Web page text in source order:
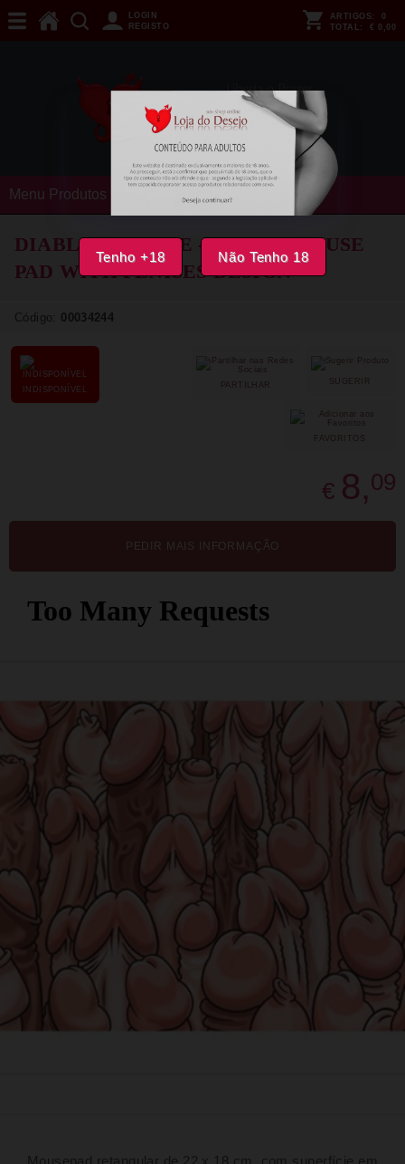
Tenho +18 Não Tenho 18
LOGIN
REGISTO
ARTIGOS:
0
TOTAL: € 0,00
Menu Produtos
DIABLO PICANTE - COLOR MOUSE
PAD WITH PENISES DESIGN
Código: 00034244
INDISPONÍVEL
SUGERIR
FAVORITOS
€ 8,09
PEDIR MAIS INFORMAÇÃO
Mousepad retangular de 22 x 18 cm, com superfície em